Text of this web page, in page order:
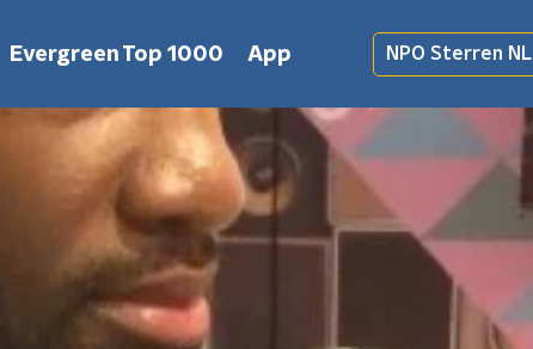
Evergreen Top 1000 App NPO Sterren NL